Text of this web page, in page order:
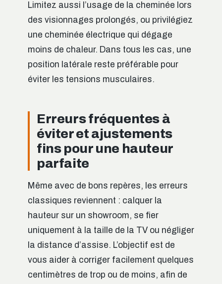
Limitez aussi l’usage de la cheminée lors
des visionnages prolongés, ou privilégiez
une cheminée électrique qui dégage
moins de chaleur. Dans tous les cas, une
position latérale reste préférable pour
éviter les tensions musculaires.
Erreurs fréquentes à
éviter et ajustements
fins pour une hauteur
parfaite
Même avec de bons repères, les erreurs
classiques reviennent : calquer la
hauteur sur un showroom, se fier
uniquement à la taille de la TV ou négliger
la distance d’assise. L’objectif est de
vous aider à corriger facilement quelques
centimètres de trop ou de moins, afin de